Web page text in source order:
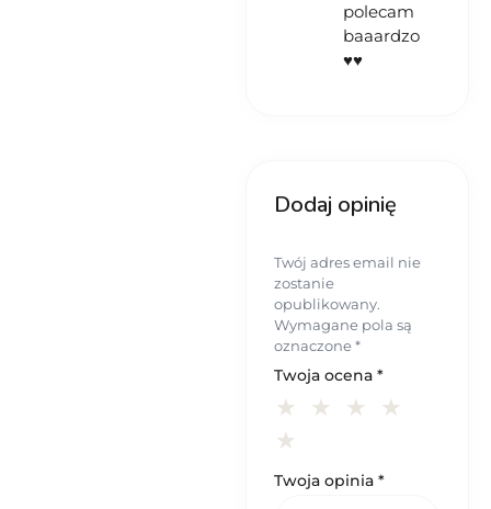
polecam
baaardzo
♥️♥️
Dodaj opinię
Twój adres email nie
zostanie
opublikowany.
Wymagane pola są
oznaczone*
Twoja ocena *
Twoja opinia *